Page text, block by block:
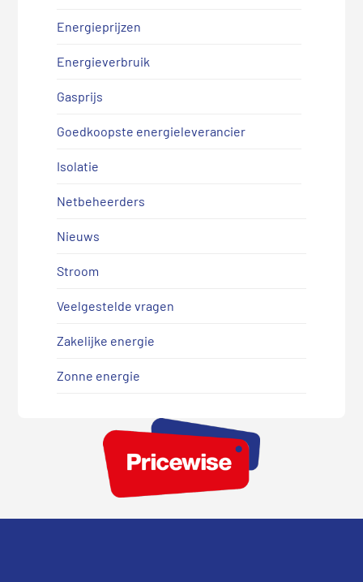
Energieprijzen
Energieverbruik
Gasprijs
Goedkoopste energieleverancier
Isolatie
Netbeheerders
Nieuws
Stroom
Veelgestelde vragen
Zakelijke energie
Zonne energie